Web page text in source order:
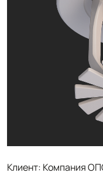
Клиент: Компания